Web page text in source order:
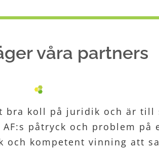
våra partners
bra koll på juridik och är
påtryck och problem på
kompetent vinning att
och ansvar. Bra
är människosynen.”
Ability Stockholm – Märsta
och är imponerad av
så bra personal inom kvalité
| Ability Trollhättan
ackumulerat erfarenheter
tycker ger mig den